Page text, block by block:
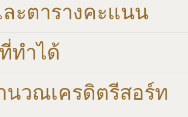
ะตารางคะแนน​
ทำได้
นวณเครดิตรีสอร์ท​